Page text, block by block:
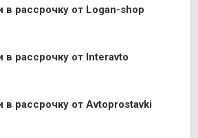
в рассрочку от Logan-shop
в рассрочку от Interavto
в рассрочку от Avtoprostavki